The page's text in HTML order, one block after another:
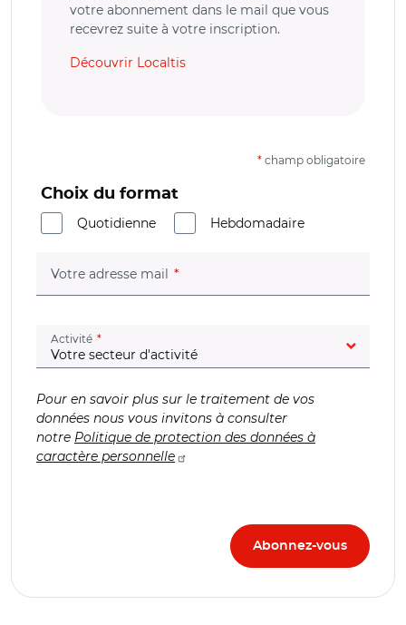
votre abonnement dans le mail que vous
recevrez suite à votre inscription.
Découvrir Localtis
* champ obligatoire
Choix du format
Quotidienne
Hebdomadaire
Votre adresse mail (champ obligatoire)
Activité (champ obligatoire)
Pour en savoir plus sur le traitement de vos
données nous vous invitons à consulter
notre Politique de protection des données à
caractère personnelle